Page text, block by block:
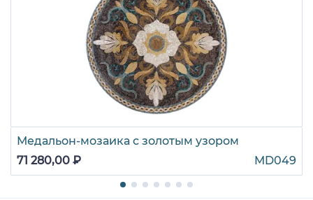
Медальон-мозаика с золотым узором
71 280,00 ₽
MD049